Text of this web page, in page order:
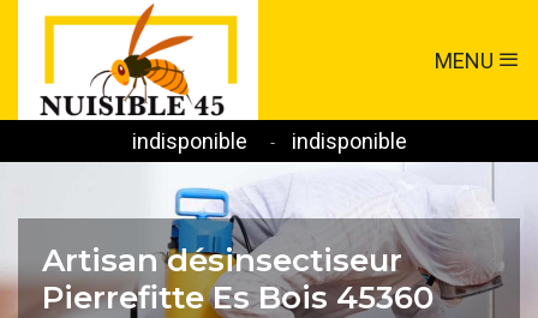
MENU
indisponible - indisponible
Artisan désinsectiseur
Pierrefitte Es Bois 45360